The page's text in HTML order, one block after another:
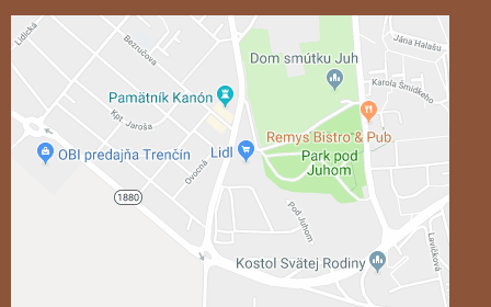
Externý obsah je blokovaný Voľbami súkromia
Prajete si načítať externý obsah?
Povoliť tentokrát
Povoliť a zapamätať - súhlas s druhom cookie:
Funkčné